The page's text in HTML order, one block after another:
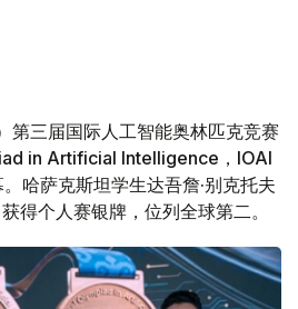
第三届国际人工智能奥林匹克竞赛
in Artificial Intelligence，IOAI
哈萨克斯坦学生达吾詹·别克托夫
得个人赛银牌，位列全球第二。